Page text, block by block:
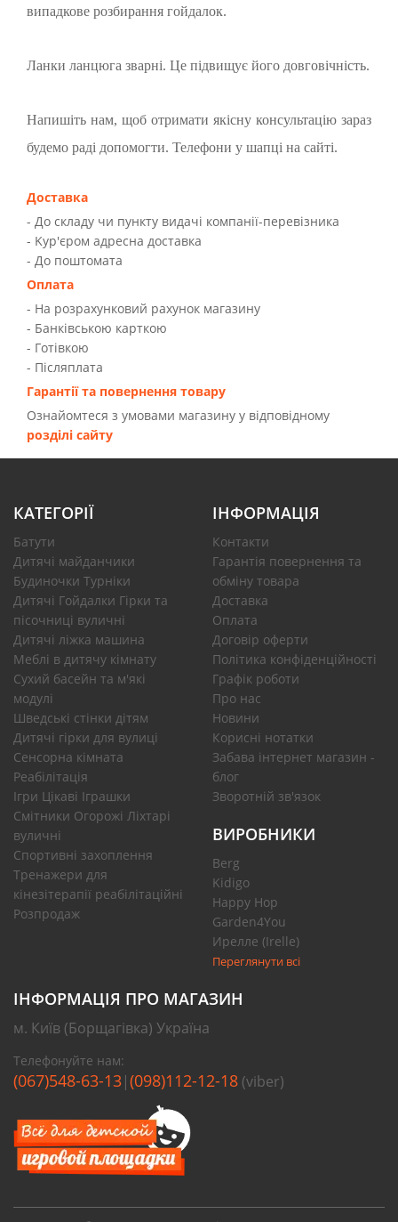
випадкове розбирання гойдалок.
Ланки ланцюга зварні. Це підвищує його довговічність.
Напишіть нам, щоб отримати якісну консультацію зараз
будемо раді допомогти. Телефони у шапці на сайті.
Доставка
- До складу чи пункту видачі компанії-перевізника
- Kур'єром адресна доставка
- До поштомата
Оплата
- На розрахунковий рахунок магазину
- Банківською карткою
- Готівкою
- Післяплата
Гарантії та повернення товару
Ознайомтеся з умовами магазину у відповідному
розділі сайту
КАТЕГОРІЇ
Батути
Дитячі майданчики
Будиночки Турніки
Дитячі Гойдалки Гірки та
пісочниці вуличні
Дитячі ліжка машина
Меблі в дитячу кімнату
Сухий басейн та м'які
модулі
Шведські стінки дітям
Дитячі гірки для вулиці
Сенсорна кімната
Реабілітація
Ігри Цікаві Іграшки
Смітники Огорожі Ліхтарі
вуличні
Спортивні захоплення
Тренажери для
кінезітерапії реабілітаційні
Розпродаж
ІНФОРМАЦІЯ
Контакти
Гарантія повернення та
обміну товара
Доставка
Оплата
Договір оферти
Політика конфіденційності
Графік роботи
Про нас
Новини
Корисні нотатки
Забава інтернет магазин -
блог
Зворотній зв'язок
ВИРОБНИКИ
Berg
Kidigo
Happy Hop
Garden4You
Ирелле (Irelle)
Переглянути всі
ІНФОРМАЦІЯ ПРО МАГАЗИН
м. Київ (Борщагівка) Україна
Телефонуйте нам:
(067)548-63-13|(098)112-12-18 (viber)